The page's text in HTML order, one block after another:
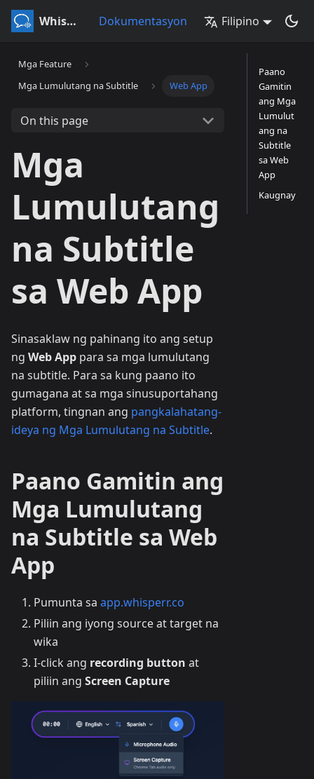
Whisperr Dokumentasyon Filipino
Mga Feature
Mga Lumulutang na Subtitle
Web App
On this page
Mga
Lumulutang
na Subtitle
sa Web App
Sinasaklaw ng pahinang ito ang setup
ng Web App para sa mga lumulutang
na subtitle. Para sa kung paano ito
gumagana at sa mga sinusuportahang
platform, tingnan ang pangkalahatang-
ideya ng Mga Lumulutang na Subtitle.
Paano Gamitin ang
Mga Lumulutang
na Subtitle sa Web
App
Pumunta sa app.whisperr.co
Piliin ang iyong source at target na
wika
I-click ang recording button at
piliin ang Screen Capture
Paano
Gamitin
ang Mga
Lumulut
ang na
Subtitle
sa Web
App
Kaugnay